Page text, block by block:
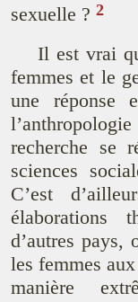
sexuelle ? 2
Il est vrai
femmes et le
une réponse
recherche se
sciences
C’est
élaborations
d’autres pays,
les femmes
manière